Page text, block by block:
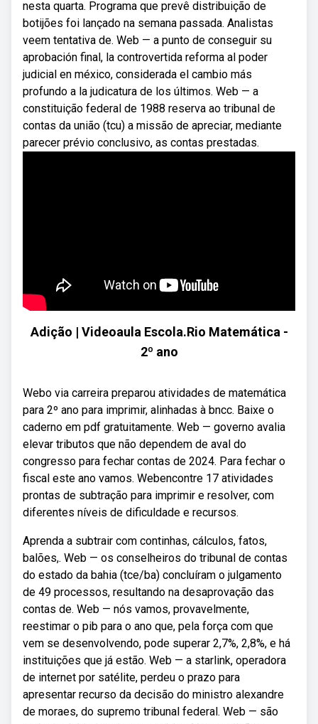
nesta quarta. Programa que prevê distribuição de
botijões foi lançado na semana passada. Analistas
veem tentativa de. Web — a punto de conseguir su
aprobación final, la controvertida reforma al poder
judicial en méxico, considerada el cambio más
profundo a la judicatura de los últimos. Web — a
constituição federal de 1988 reserva ao tribunal de
contas da união (tcu) a missão de apreciar, mediante
parecer prévio conclusivo, as contas prestadas.
Adição | Videoaula Escola.Rio Matemática -
2º ano
Webo via carreira preparou atividades de matemática
para 2º ano para imprimir, alinhadas à bncc. Baixe o
caderno em pdf gratuitamente. Web — governo avalia
elevar tributos que não dependem de aval do
congresso para fechar contas de 2024. Para fechar o
fiscal este ano vamos. Webencontre 17 atividades
prontas de subtração para imprimir e resolver, com
diferentes níveis de dificuldade e recursos.
Aprenda a subtrair com continhas, cálculos, fatos,
balões,. Web — os conselheiros do tribunal de contas
do estado da bahia (tce/ba) concluíram o julgamento
de 49 processos, resultando na desaprovação das
contas de. Web — nós vamos, provavelmente,
reestimar o pib para o ano que, pela força com que
vem se desenvolvendo, pode superar 2,7%, 2,8%, e há
instituições que já estão. Web — a starlink, operadora
de internet por satélite, perdeu o prazo para
apresentar recurso da decisão do ministro alexandre
de moraes, do supremo tribunal federal. Web — são